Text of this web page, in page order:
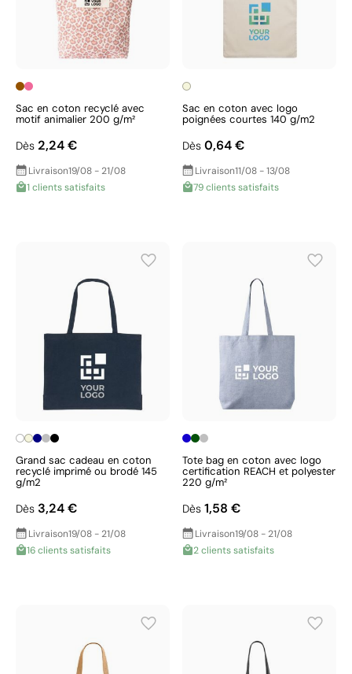
Sac en coton recyclé avec
motif animalier 200 g/m²
Dès 2,24 €
Livraison19/08 - 21/08
1 clients satisfaits
Sac en coton avec logo
poignées courtes 140 g/m2
Dès 0,64 €
Livraison11/08 - 13/08
79 clients satisfaits
Grand sac cadeau en coton
recyclé imprimé ou brodé 145
g/m2
Dès 3,24 €
Livraison19/08 - 21/08
16 clients satisfaits
Tote bag en coton avec logo
certification REACH et polyester
220 g/m²
Dès 1,58 €
Livraison19/08 - 21/08
2 clients satisfaits